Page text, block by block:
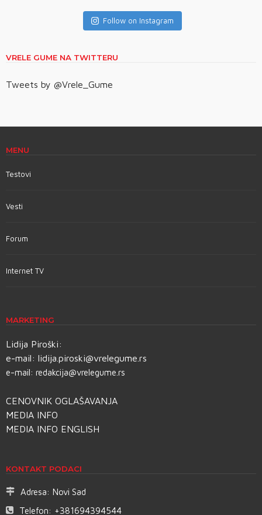
Follow on Instagram
VRELE GUME NA TWITTERU
Tweets by @Vrele_Gume
MENU
Testovi
Vesti
Forum
Internet TV
MARKETING
Lidija Piroški:
e-mail: lidija.piroski@vrelegume.rs
e-mail: redakcija@vrelegume.rs
CENOVNIK OGLAŠAVANJA
MEDIA INFO
MEDIA INFO ENGLISH
KONTAKT PODACI
Adresa: Novi Sad
Telefon: +381694394544